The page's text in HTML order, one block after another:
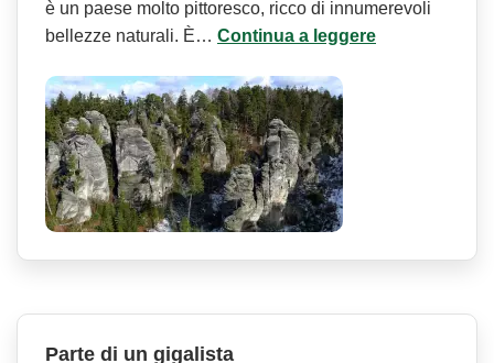
è un paese molto pittoresco, ricco di innumerevoli
bellezze naturali. È… Continua a leggere
Parte di un gigalista